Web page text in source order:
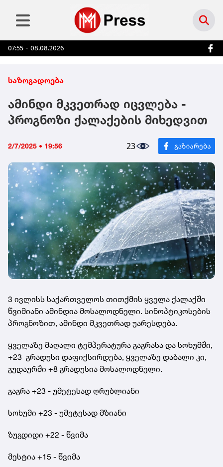
07:55 - 08.08.2026
საზოგადოება
ამინდი მკვეთრად იცვლება -
პროგნოზი ქალაქების მიხედვით
2/7/2025 • 19:56 23
3 ივლისს საქართველოს თითქმის ყველა ქალაქში
წვიმიანი ამინდია მოსალოდნელი. სინოპტიკოსების
პროგნოზით, ამინდი მკვეთრად უარესდება.
ყველაზე მაღალი ტემპერატურა გაგრასა და სოხუმში,
+23 გრადუსი დაფიქსირდება, ყველაზე დაბალი კი,
გუდაურში +8 გრადუსია მოსალოდნელი.
გაგრა +23 - უმეტესად ღრუბლიანი
სოხუმი +23 - უმეტესად მზიანი
ზუგდიდი +22 - წვიმა
მესტია +15 - წვიმა